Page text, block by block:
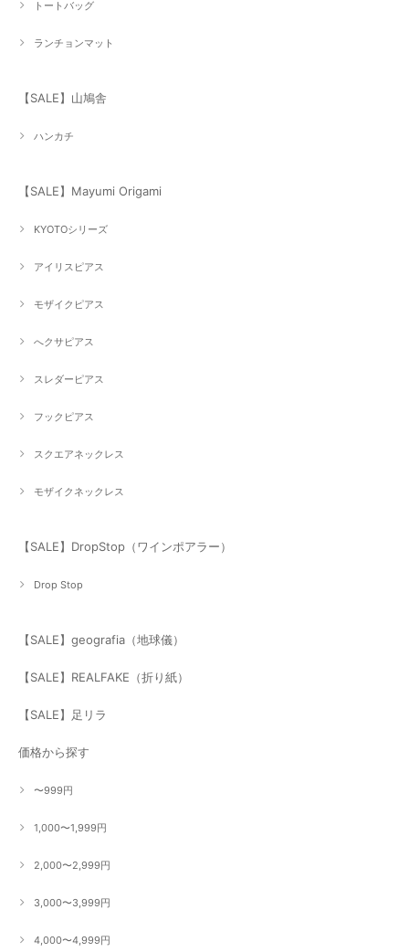
トートバッグ
ランチョンマット
【SALE】山鳩舎
ハンカチ
【SALE】Mayumi Origami
KYOTOシリーズ
アイリスピアス
モザイクピアス
へクサピアス
スレダーピアス
フックピアス
スクエアネックレス
モザイクネックレス
【SALE】DropStop（ワインポアラー）
Drop Stop
【SALE】geografia（地球儀）
【SALE】REALFAKE（折り紙）
【SALE】足リラ
価格から探す
〜999円
1,000〜1,999円
2,000〜2,999円
3,000〜3,999円
4,000〜4,999円